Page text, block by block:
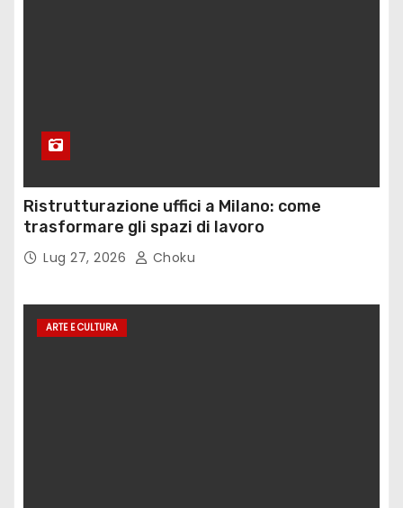
Ristrutturazione uffici a Milano: come
trasformare gli spazi di lavoro
Lug 27, 2026 Choku
ARTE E CULTURA